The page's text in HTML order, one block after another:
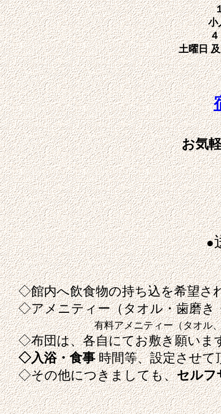
１０名様以
土曜日
お気
●
◇館内へ飲食物の持ち込を希望さ
◇アメニティー（タオル・歯磨き
有料アメニティー（タオル、歯磨き
◇布団は、各自にてお敷き願いま
◇入浴・食事時間等、設定させて
◇その他につきましても、セルフ